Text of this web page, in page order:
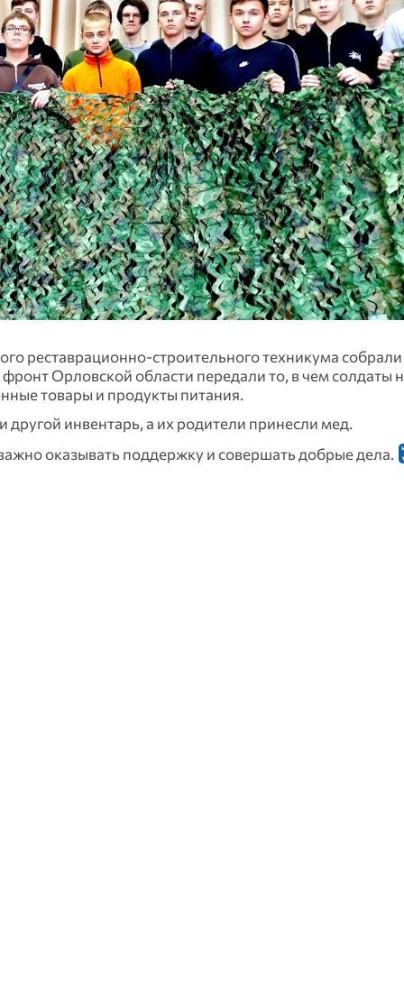
реставрационно-строительного техникума
Орловской области передали то, в чем солдаты
товары и продукты питания.
инвентарь, а их родители принесли мед.
оказывать поддержку и совершать добрые дела.